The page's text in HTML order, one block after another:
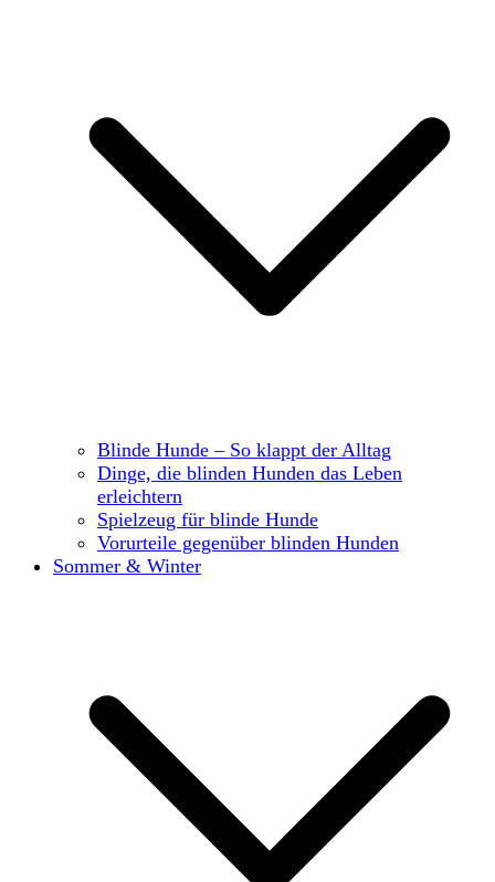
Blinde Hunde – So klappt der Alltag
Dinge, die blinden Hunden das Leben
erleichtern
Spielzeug für blinde Hunde
Vorurteile gegenüber blinden Hunden
Sommer & Winter